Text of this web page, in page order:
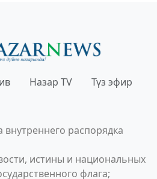
Назар TV Түз эфир
распорядка
истины и национальных
флага;